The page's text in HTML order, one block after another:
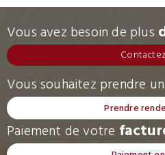
Vous avez besoin de plus
Vous souhaitez prendre un
Prendre
Paiement de votre